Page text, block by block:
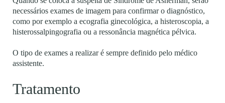
necessários exames de imagem para confirmar o diagnóstico,
como por exemplo a ecografia ginecológica, a histeroscopia, a
histerossalpingografia ou a ressonância magnética pélvica.
O tipo de exames a realizar é sempre definido pelo médico
assistente.
Tratamento